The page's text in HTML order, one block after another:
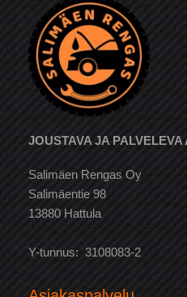
JOUSTAVA JA
Salimäen Rengas Oy
Salimäentie 98
13880 Hattula
Y-tunnus: 3108083-2